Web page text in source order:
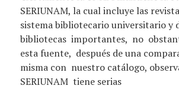
SERIUNAM, la cual incluye las
sistema bibliotecario universitario y
bibliotecas importantes, no
esta fuente, después de una
misma con nuestro catálogo,
SERIUNAM tiene serias